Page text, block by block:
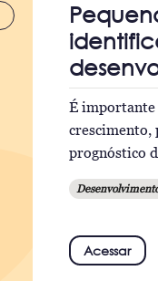
É importante
crescimento,
prognóstico
Acessar